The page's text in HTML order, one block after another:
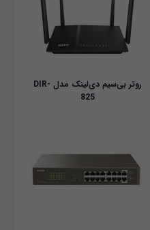
روتر بی‌سیم دی‌لینک مدل DIR-
825